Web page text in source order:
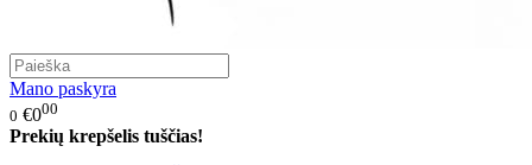
Mano paskyra
0 €000
Prekių krepšelis tuščias!